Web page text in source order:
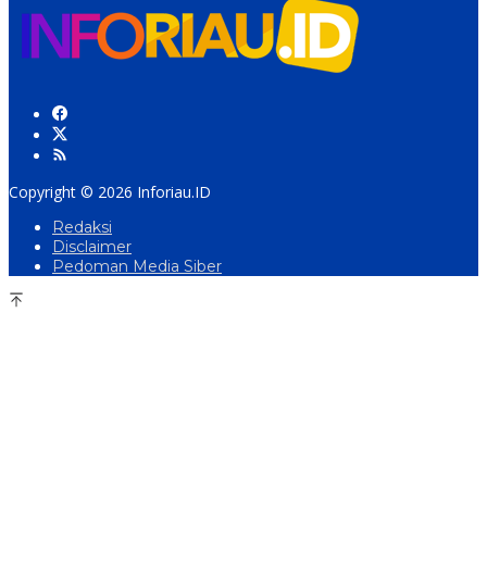
Copyright © 2026 Inforiau.ID
Redaksi
Disclaimer
Pedoman Media Siber